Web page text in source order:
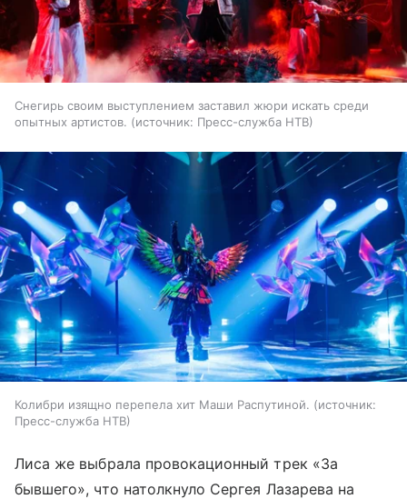
Снегирь своим выступлением заставил жюри искать среди
опытных артистов.
источник: Пресс-служба НТВ
Колибри изящно перепела хит Маши Распутиной.
источник:
Пресс-служба НТВ
Лиса же выбрала провокационный трек «За
бывшего», что натолкнуло Сергея Лазарева на